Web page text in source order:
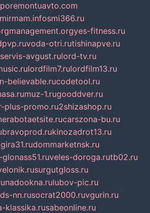
poremontuavto.com
mirmam.infosmi366.ru
yes-fitness.ru
voda-otri.rutishinapve.ru
avgust.rulord-tv.ru
lordfilm7.rulordfilm13.ru
believable.rucodetool.ru
muz-1.rugooddver.ru
plus-promo.ru2shizashop.ru
carszona-bu.ru
bravoprod.rukinozadrot13.ru
dommarketnsk.ru
glonass51.ruveles-doroga.rutb02.ru
surgutgloss.ru
nadookna.rulubov-pic.ru
nn.rusocrat2000.ruvgurin.ru
klassika.rusabeonline.ru